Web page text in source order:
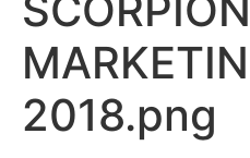
2018.png